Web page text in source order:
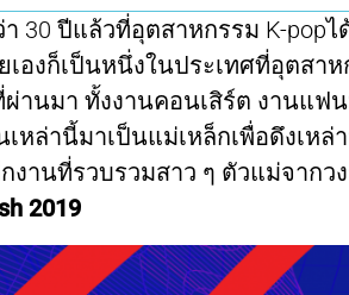
า 30 ปีแล้วที่อุตสาหกรรม K-
เองก็เป็นหนึ่งในประเทศที่อุตสา
านมา ทั้งงานคอนเสิร์ต งานแฟ
หล่านี้มาเป็นแม่เหล็กเพื่อดึงเหล่
งานที่รวบรวมสาว ๆ ตัวแม่จากว
2019